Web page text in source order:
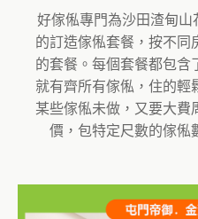
好傢俬專門為沙田渣甸山
的訂造傢俬套餐，按不同
的套餐。每個套餐都包含
就有齊所有傢俬，住的輕
某些傢俬未做，又要大費
價，包特定尺數的傢俬